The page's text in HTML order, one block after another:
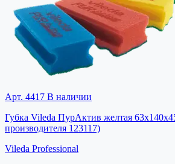
Арт. 4417 В наличии
Губка Vileda ПурАктив желтая
производителя 123117)
Vileda Professional